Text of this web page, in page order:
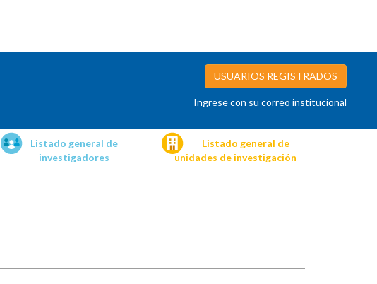
USUARIOS REGISTRADOS
Ingrese con su correo institucional
Listado general de
investigadores
Listado general de
unidades de investigación